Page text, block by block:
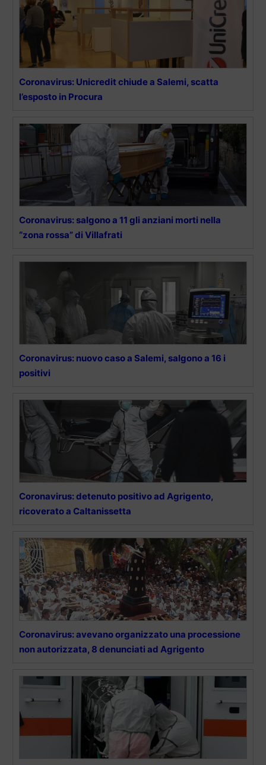
Coronavirus: Unicredit chiude a Salemi, scatta
l’esposto in Procura
Coronavirus: salgono a 11 gli anziani morti nella
“zona rossa” di Villafrati
Coronavirus: nuovo caso a Salemi, salgono a 16 i
positivi
Coronavirus: detenuto positivo ad Agrigento,
ricoverato a Caltanissetta
Coronavirus: avevano organizzato una processione
non autorizzata, 8 denunciati ad Agrigento